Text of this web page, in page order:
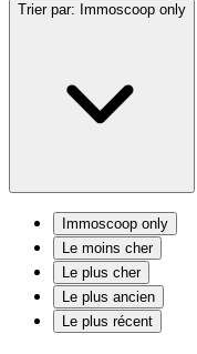
Trier par: Immoscoop only
Immoscoop only
Le moins cher
Le plus cher
Le plus ancien
Le plus récent